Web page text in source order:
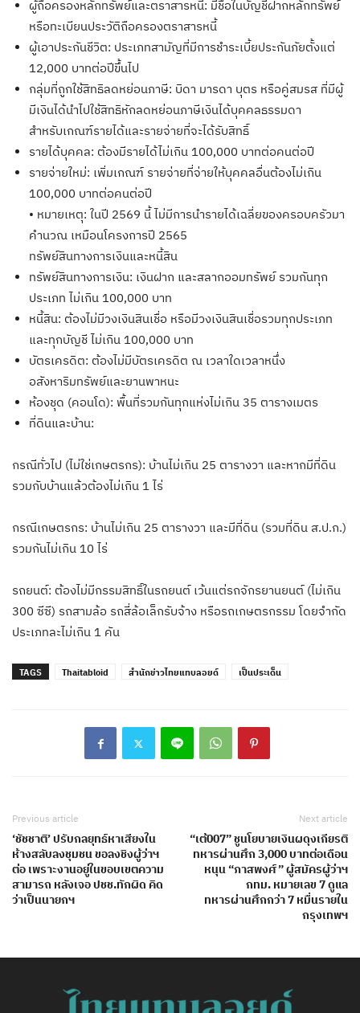
ผู้ถือครองหลักทรัพย์และตราสารหนี้: มีชื่อในบัญชีฝากหลักทรัพย์
หรือทะเบียนประวัติถือครองตราสารหนี้
ผู้เอาประกันชีวิต: ประเภทสามัญที่มีการชำระเบี้ยประกันภัยตั้งแต่
12,000 บาทต่อปีขึ้นไป
กลุ่มที่ถูกใช้สิทธิลดหย่อนภาษี: บิดา มารดา บุตร หรือคู่สมรส ที่มีผู้
มีเงินได้นำไปใช้สิทธิหักลดหย่อนภาษีเงินได้บุคคลธรรมดา
สำหรับเกณฑ์รายได้และรายจ่ายที่จะได้รับสิทธิ์
รายได้บุคคล: ต้องมีรายได้ไม่เกิน 100,000 บาทต่อคนต่อปี
รายจ่ายใหม่: เพิ่มเกณฑ์ รายจ่ายที่จ่ายให้บุคคลอื่นต้องไม่เกิน
100,000 บาทต่อคนต่อปี
• หมายเหตุ: ในปี 2569 นี้ ไม่มีการนำรายได้เฉลี่ยของครอบครัวมา
คำนวณ เหมือนโครงการปี 2565
ทรัพย์สินทางการเงินและหนี้สิน
ทรัพย์สินทางการเงิน: เงินฝาก และสลากออมทรัพย์ รวมกันทุก
ประเภท ไม่เกิน 100,000 บาท
หนี้สิน: ต้องไม่มีวงเงินสินเชื่อ หรือมีวงเงินสินเชื่อรวมทุกประเภท
และทุกบัญชี ไม่เกิน 100,000 บาท
บัตรเครดิต: ต้องไม่มีบัตรเครดิต ณ เวลาใดเวลาหนึ่ง
อสังหาริมทรัพย์และยานพาหนะ
ห้องชุด (คอนโด): พื้นที่รวมกันทุกแห่งไม่เกิน 35 ตารางเมตร
ที่ดินและบ้าน:
กรณีทั่วไป (ไม่ใช่เกษตรกร): บ้านไม่เกิน 25 ตารางวา และหากมีที่ดิน
รวมกับบ้านแล้วต้องไม่เกิน 1 ไร่
กรณีเกษตรกร: บ้านไม่เกิน 25 ตารางวา และมีที่ดิน (รวมที่ดิน ส.ป.ก.)
รวมกันไม่เกิน 10 ไร่
รถยนต์: ต้องไม่มีกรรมสิทธิ์ในรถยนต์ เว้นแต่รถจักรยานยนต์ (ไม่เกิน
300 ซีซี) รถสามล้อ รถสี่ล้อเล็กรับจ้าง หรือรถเกษตรกรรม โดยจำกัด
ประเภทละไม่เกิน 1 คัน
TAGS Thaitabloid สำนักข่าวไทยแทบลอยด์ เป็นประเด็น
Previous article
‘ชัชชาติ’ ปรับกลยุทธ์หาเสียงใน
ห้างสลับลงชุมชน ขอลงชิงผู้ว่าฯ
ต่อ เพราะงานอยู่ในขอบเขตความ
สามารถ หลังเจอ ปชช.ทักผิด คิด
ว่าเป็นนายกฯ
Next article
“เต้007” ชูนโยบายเงินผดุงเกียรติ
ทหารผ่านศึก 3,000 บาทต่อเดือน
หนุน “ภาสพงศ์” ผู้สมัครผู้ว่าฯ
กทม. หมายเลข 7 ดูแล
ทหารผ่านศึกกว่า 7 หมื่นรายใน
กรุงเทพฯ